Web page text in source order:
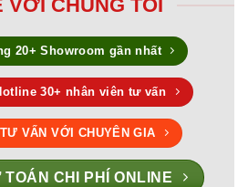
VỚI CHÚNG TÔI
20+ Showroom gần nhất
30+ nhân viên tư vấn
VẤN VỚI CHUYÊN GIA
TOÁN CHI PHÍ ONLINE